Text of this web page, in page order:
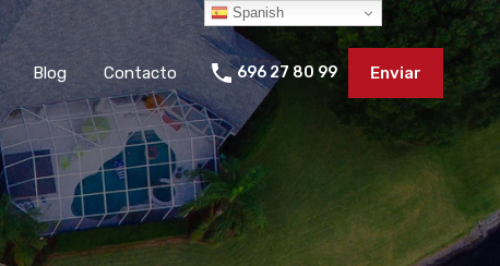
Blog Contacto 696 27 80 99 Enviar
Spanish